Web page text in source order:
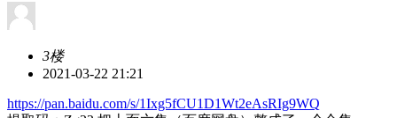
3楼
2021-03-22 21:21
https://pan.baidu.com/s/1Ixg5fCU1D1Wt2eAsRIg9WQ